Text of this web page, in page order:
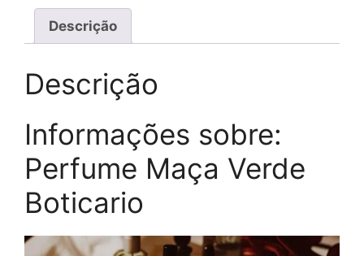
Descrição
Descrição
Informações sobre:
Perfume Maça Verde
Boticario